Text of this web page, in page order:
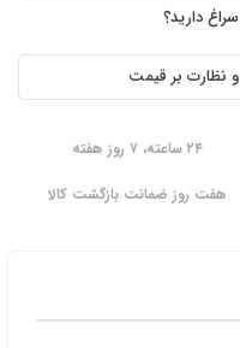
دارید؟
نظارت بر قیمت
۲۴ ساعته، ۷ روز هفته
هفت روز ضمانت بازگشت کالا